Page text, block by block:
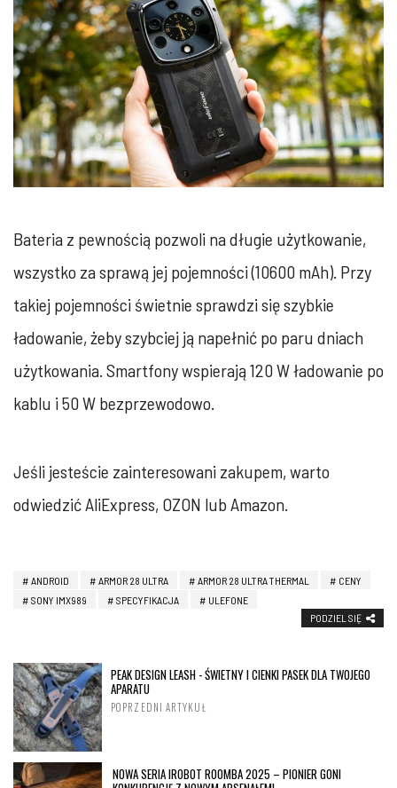
Bateria z pewnością pozwoli na długie użytkowanie,
wszystko za sprawą jej pojemności (10600 mAh). Przy
takiej pojemności świetnie sprawdzi się szybkie
ładowanie, żeby szybciej ją napełnić po paru dniach
użytkowania. Smartfony wspierają 120 W ładowanie po
kablu i 50 W bezprzewodowo.
Jeśli jesteście zainteresowani zakupem, warto
odwiedzić AliExpress, OZON lub Amazon.
ANDROID ARMOR 28 ULTRA ARMOR 28 ULTRA THERMAL
CENY
SONY IMX989
SPECYFIKACJA
ULEFONE
PODZIEL SIĘ
PEAK DESIGN LEASH - ŚWIETNY I CIENKI PASEK DLA TWOJEGO
APARATU
POPRZEDNI ARTYKUŁ
NOWA SERIA IROBOT ROOMBA 2025 – PIONIER GONI